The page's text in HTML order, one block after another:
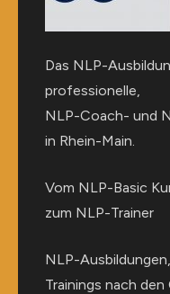
Das NLP-
professionelle,
NLP-Coach- und
in Rhein-Main.
Vom NLP-Basic
zum NLP-Trainer
NLP-
Trainings nach